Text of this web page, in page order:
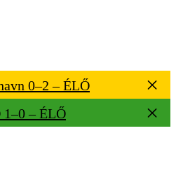
0–2 – ÉLŐ
– ÉLŐ